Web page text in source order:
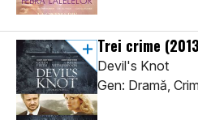
Trei crime
Devil's Knot
Gen: Dramă,